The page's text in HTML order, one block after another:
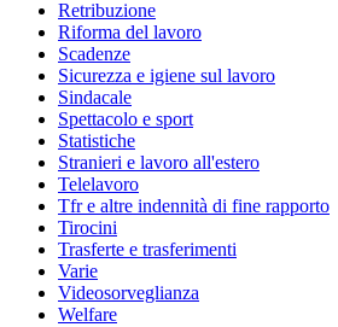
Retribuzione
Riforma del lavoro
Scadenze
Sicurezza e igiene sul lavoro
Sindacale
Spettacolo e sport
Statistiche
Stranieri e lavoro all'estero
Telelavoro
Tfr e altre indennità di fine rapporto
Tirocini
Trasferte e trasferimenti
Varie
Videosorveglianza
Welfare